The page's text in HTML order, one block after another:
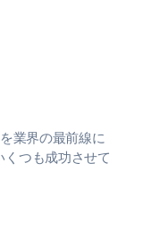
業界の最前線に
つも成功させて